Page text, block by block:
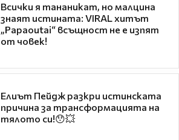
Всички я тананикат, но малцина
знаят истината: VIRAL хитът
„Papaoutai“ всъщност не е изпят
от човек!
Елиът Пейдж разкри истинската
причина за трансформацията на
тялото си!😯💥